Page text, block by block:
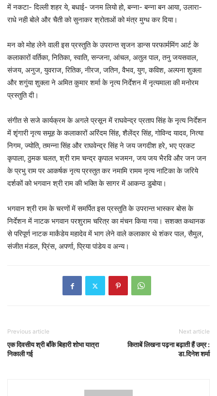
में नकटा- दिल्ली शहर ये, बधाई- जनम लियो हो, बन्ना- बन्ना बन आया, उलारा-
राधे नही बोले और चैती को सुनाकर श्रोताओं को मंत्र मुग्ध कर दिया।
मन को मोह लेने वाली इस प्रस्तुति के उपरान्त सृजन डान्स परफार्ममिंग आर्ट के
कलाकारों वर्तिका, नितिका, स्वाति, सन्जना, आंचल, अतुल पाल, तनु जयसवाल,
संजय, अनुज, युवराज, रितिक, नीरज, जतिन, वैभव, युग, कविश, अल्पना शुक्ला
और शगुंया शुक्ला ने अमित कुमार शर्मा के नृत्य निर्देशन में नृत्यमाला की मनोरम
प्रस्तुति दी।
संगीत से सजे कार्यक्रम के अगले प्रसून में राघवेन्द्र प्रताप सिंह के नृत्य निर्देशन
में शृंगारी नृत्य समूह के कलाकारों अरिंदम सिंह, शैलेंद्र सिंह, गोविन्द यादव, नित्या
निगम, ज्योति, तमन्ना सिंह और राघवेन्द्र सिंह ने जय जगदीश हरे, भए प्रकट
कृपाला, ठुमक चलत, श्री राम चन्द्र कृपाल भजमन, जय जय भैरवि और जन जन
के प्रभु राम पर आकर्षक नृत्य प्रस्तुत कर नमामि रामम नृत्य नाटिका के जरिये
दर्शकों को भगवान श्री राम की भक्ति के सागर में आकन्ठ डुबोया।
भगवान श्री राम के चरणों में समर्पित इस प्रस्तुति के उपरान्त भास्कर बोस के
निर्देशन में नाटक भगवान परशुराम चरित्र का मंचन किया गया। सशक्त कथानक
से परिपूर्ण नाटक मार्कंडेय महादेव में भाग लेने वाले कलाकार थे शंकर पाल, सैमुल,
संजीत मंडल, प्रिंस, अपर्णा, प्रिया पांडेय व अन्य।
Previous article
एक दिवसीय श्री बाँके बिहारी शोभा यात्रा
निकाली गई
Next article
किताबें लिखना पढ़ना बढ़ाती हैं उम्र :
डा.दिनेश शर्मा